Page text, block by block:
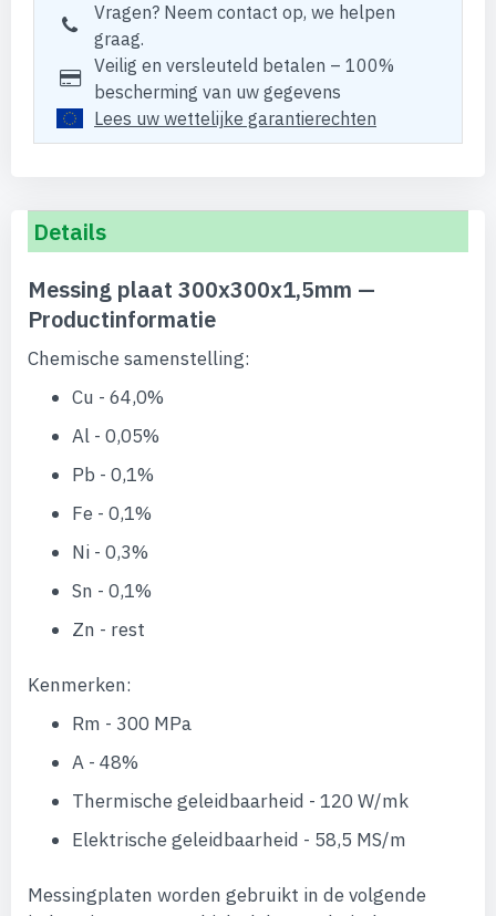
Vragen? Neem contact op, we helpen
graag.
Veilig en versleuteld betalen – 100%
bescherming van uw gegevens
Lees uw wettelijke garantierechten
Details
Messing plaat 300x300x1,5mm —
Productinformatie
Chemische samenstelling:
Cu - 64,0%
Al - 0,05%
Pb - 0,1%
Fe - 0,1%
Ni - 0,3%
Sn - 0,1%
Zn - rest
Kenmerken:
Rm - 300 MPa
A - 48%
Thermische geleidbaarheid - 120 W/mk
Elektrische geleidbaarheid - 58,5 MS/m
Messingplaten worden gebruikt in de volgende